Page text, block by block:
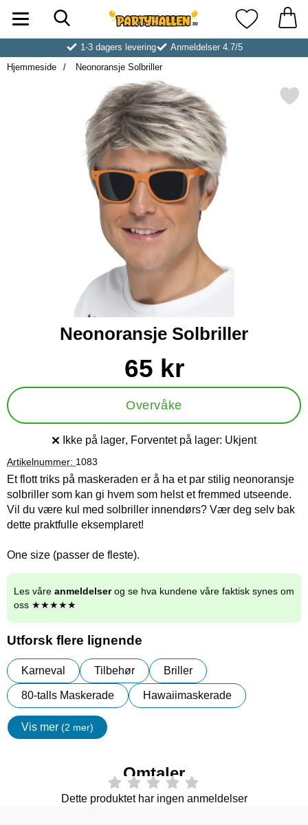
Startsiden for Partyhallen ABMine
1-3 dagers levering
Anmeldelser 4.7/5
Hjemmeside
Neonoransje Solbriller
Merk neonoransje
Neonoransje Solbriller
Handle dette produktet, Neonoransje Solbriller
pris
65 kr
Overvåke
Produkttilgjengelighet:
Ikke på lager, Forventet på lager: Ukjent
Artikelnummer: 1083
Et flott triks på maskeraden er å ha et par stilig neonoransje
solbriller som kan gi hvem som helst et fremmed utseende.
Vil du være kul med solbriller innendørs? Vær deg selv bak
dette praktfulle eksemplaret!
One size (passer de fleste).
Les våre anmeldelserog se hva kundene våre faktisk synes om
oss ★★★★★
Utforsk flere lignende
Karneval Tilbehør Briller
80-talls Maskerade Hawaiimaskerade
Vis mer (2 mer)
egenskaper
Omtaler
Dette produktet har ingen anmeldelser